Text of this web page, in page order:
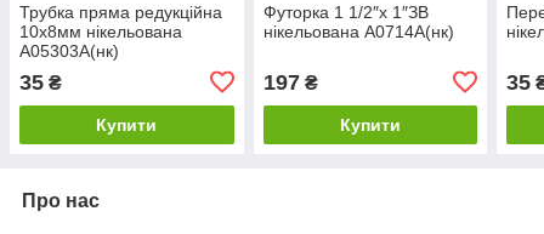
Трубка пряма редукційна
10х8мм нікельована
А05303А(нк)
35 ₴
Купити
Футорка 1 1/2″х 1″ЗВ
нікельована А0714А(нк)
197₴
Купити
35
Про нас